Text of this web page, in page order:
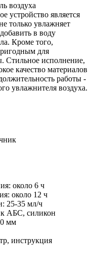
воздуха
устройство является
только увлажняет
в воду
Кроме того,
для
Стильное исполнение,
качество материалов
работы -
увлажнителя воздуха.
около 6 ч
около 12 ч
25-35 мл/ч
АБС, силикон
мм
инструкция